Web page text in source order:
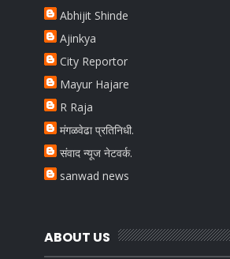
Abhijit Shinde
Ajinkya
City Reportor
Mayur Hajare
R Raja
मंगळवेढा प्रतिनिधी.
संवाद न्यूज नेटवर्क.
sanwad news
ABOUT US